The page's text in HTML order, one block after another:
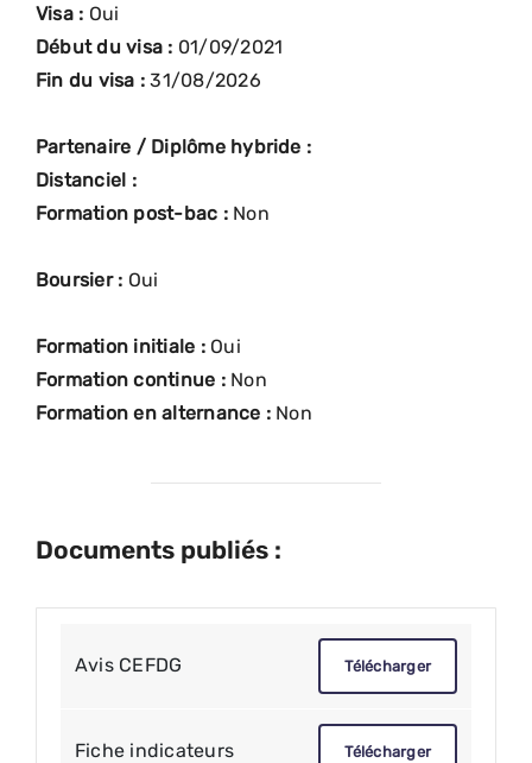
Visa : Oui
Début du visa : 01/09/2021
Fin du visa :31/08/2026
Partenaire / Diplôme hybride :
Distanciel :
Formation post-bac : Non
Boursier : Oui
Formation initiale : Oui
Formation continue : Non
Formation en alternance : Non
Documents publiés :
Avis CEFDG Télécharger
Fiche indicateurs Télécharger